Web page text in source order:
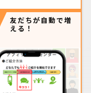
友だちが自動で増
える！